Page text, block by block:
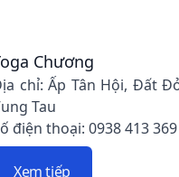
Chương
chỉ: Ấp Tân Hội, Đất
Tau
điện thoại: 0938 413 369
Xem tiếp